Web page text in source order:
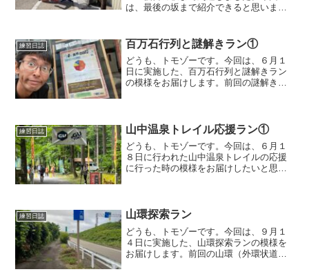
は、最後の坂まで紹介できると思います
ラン金沢の坂道標柱一覧のホームページ
はこちらです。恒例だった紹...
練習日誌 百万石行列と謎解きラン①
どうも、トモゾーです。今回は、６月１
日に実施した、百万石行列と謎解きラン
の模様をお届けします。前回の謎解きラ
た。その中のイベントで、百...
練習日誌 山中温泉トレイル応援ラン①
どうも、トモゾーです。今回は、６月１
８日に行われた山中温泉トレイルの応援
に行った時の模様をお届けしたいと思い
市へ向かいました。山中温...
練習日誌 山環探索ラン
どうも、トモゾーです。今回は、９月１
４日に実施した、山環探索ランの模様を
お届けします。前回の山環（外環状道路